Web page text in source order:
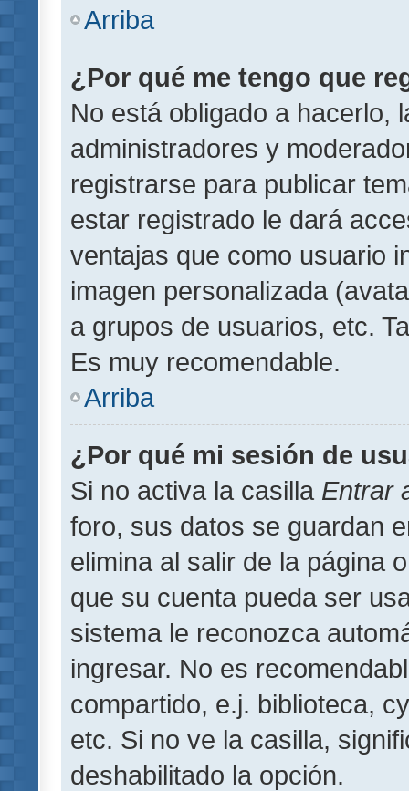
Arriba
¿Por qué me tengo que
No está obligado a hacerlo,
administradores y
registrarse para publicar
estar registrado le dará
ventajas que como usuario
imagen personalizada
a grupos de usuarios, etc.
Es muy recomendable.
Arriba
¿Por qué mi sesión de
Si no activa la casilla Entrar
foro, sus datos se guardan
elimina al salir de la página
que su cuenta pueda ser
sistema le reconozca
ingresar. No es
compartido, e.j. biblioteca,
etc. Si no ve la casilla,
deshabilitado la opción.